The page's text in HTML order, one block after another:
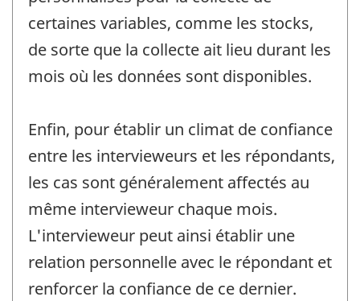
certaines variables, comme les stocks,
de sorte que la collecte ait lieu durant les
mois où les données sont disponibles.
Enfin, pour établir un climat de confiance
entre les intervieweurs et les répondants,
les cas sont généralement affectés au
même intervieweur chaque mois.
L'intervieweur peut ainsi établir une
relation personnelle avec le répondant et
renforcer la confiance de ce dernier.